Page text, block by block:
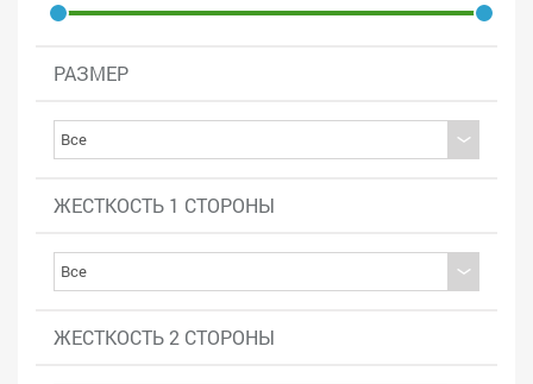
РАЗМЕР
ЖЕСТКОСТЬ 1 СТОРОНЫ
ЖЕСТКОСТЬ 2 СТОРОНЫ